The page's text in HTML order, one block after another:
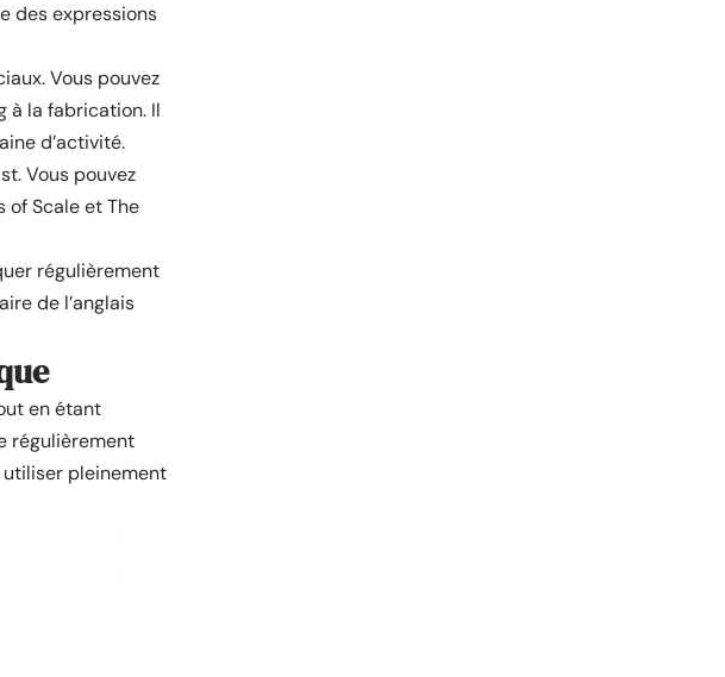
des expressions
Vous pouvez
à la fabrication. Il
d’activité.
Vous pouvez
of Scale et The
régulièrement
de l’anglais
en étant
régulièrement
pleinement